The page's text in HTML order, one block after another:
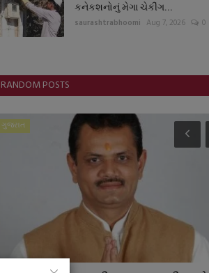
કનેકશનોનું મેગા ચેકીંગ...
saurashtrabhoomi Aug 7, 2026 0
RANDOM POSTS
ગુજરાત